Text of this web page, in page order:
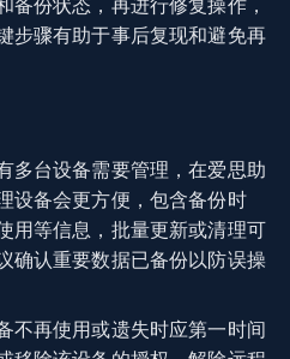
备份状态，再进行修复操作，
步骤有助于事后复现和避免再
多台设备需要管理，在爱思助
设备会更方便，包含备份时
用等信息，批量更新或清理可
确认重要数据已备份以防误操
不再使用或遗失时应第一时间